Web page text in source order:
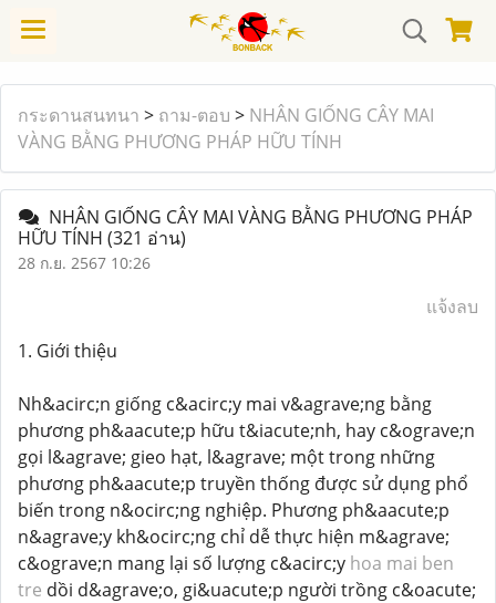
กระดานสนทนา > ถาม-ตอบ > NHÂN GIỐNG CÂY MAI
VÀNG BẰNG PHƯƠNG PHÁP HỮU TÍNH
NHÂN GIỐNG CÂY MAI VÀNG BẰNG PHƯƠNG PHÁP
HỮU TÍNH (321 อ่าน)
28 ก.ย. 2567 10:26
แจ้งลบ
1. Giới thiệu
Nh&acirc;n giống c&acirc;y mai v&agrave;ng bằng
phương ph&aacute;p hữu t&iacute;nh, hay c&ograve;n
gọi l&agrave; gieo hạt, l&agrave; một trong những
phương ph&aacute;p truyền thống được sử dụng phổ
biến trong n&ocirc;ng nghiệp. Phương ph&aacute;p
n&agrave;y kh&ocirc;ng chỉ dễ thực hiện m&agrave;
c&ograve;n mang lại số lượng c&acirc;y hoa mai ben
tre dồi d&agrave;o, gi&uacute;p người trồng c&oacute;